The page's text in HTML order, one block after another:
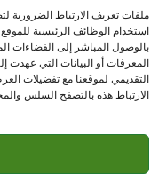
ملفات تعريف الارتباط الضرورية
استخدام الوظائف الرئيسية
بالوصول المباشر إلى الفضاءات
المعرفات أو البيانات التي عهدت
التقديمي لموقعنا مع تفضيلات
الارتباط هذه بالتصفح السلس
مركز العلاقات مع الزبائن :
البريد الإلكتروني : CEC@bna.dz
العنوان : حي الأعمال باب الزوار.
الهاتف: 3306/0770.20.33.06
مركز الاتصال :3306